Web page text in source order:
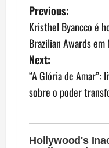
P
o
s
t
a
Previous:
Kristhel Byancco é
Brazilian Awards em
Next:
“A Glória de
sobre o poder